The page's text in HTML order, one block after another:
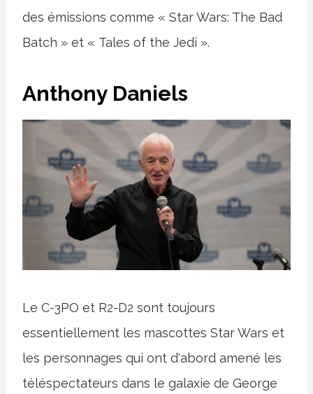
des émissions comme « Star Wars: The Bad
Batch » et « Tales of the Jedi ».
Anthony Daniels
Le C-3PO et R2-D2 sont toujours
essentiellement les mascottes Star Wars et
les personnages qui ont d'abord amené les
téléspectateurs dans le galaxie de George